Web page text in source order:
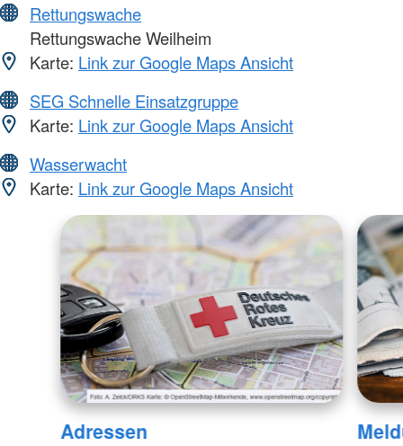
Rettungswache
Rettungswache Weilheim
Karte: Link zur Google Maps Ansicht
SEG Schnelle Einsatzgruppe
Karte: Link zur Google Maps Ansicht
Wasserwacht
Karte: Link zur Google Maps Ansicht
Adressen